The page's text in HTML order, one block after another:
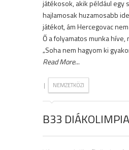
játékosok, akik például egy
hajlamosak huzamosabb
játékot, ám Hercegovac
Ő a folyamatos munka híve,
„Soha nem hagyom ki
Read More...
| NEMZETKÖZI
B33 DIÁKOLIMPIA